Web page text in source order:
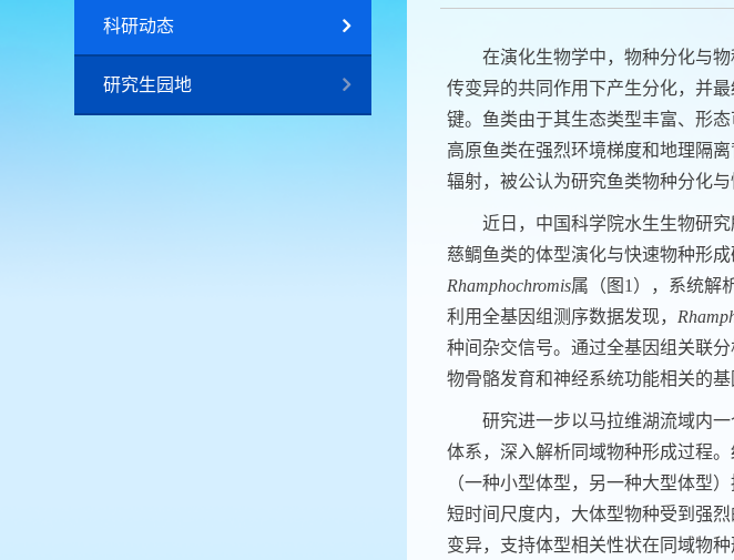
科研动态
研究生园地
在演化生物学中，物种分化与
传变异的共同作用下产生分化，并
键。鱼类由于其生态类型丰富、形
高原鱼类在强烈环境梯度和地理隔
辐射，被公认为研究鱼类物种分化与
近日，中国科学院水生生物研
慈鲷鱼类的体型演化与快速物种形
Rhamphochromis属（图1），系统解
利用全基因组测序数据发现，
种间杂交信号。通过全基因组关联
物骨骼发育和神经系统功能相关的
研究进一步以马拉维湖流域内
体系，深入解析同域物种形成过程
（一种小型体型，另一种大型体型
短时间尺度内，大体型物种受到强
变异，支持体型相关性状在同域物种